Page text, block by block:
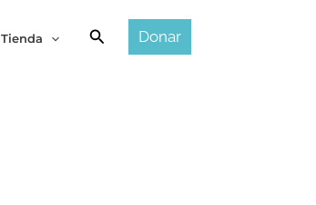
Tienda BuscarDonar